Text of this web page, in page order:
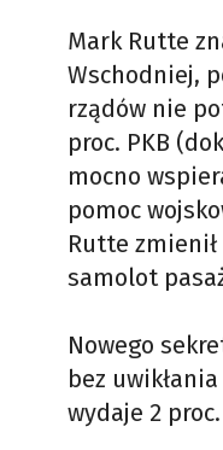
Mark Rutte
Wschodniej,
rządów nie
proc. PKB
mocno
pomoc
Rutte
samolot
Nowego
bez
wydaje 2